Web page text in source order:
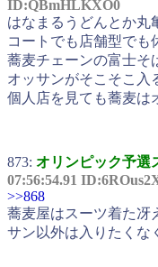
ID:QBmHLKXO0
はなまるうどんとか丸
コートでも店舗型でも
蕎麦チェーンの富士そ
オッサンがそこそこ入
個人店を見ても蕎麦は
873: オリンピック予選
07:56:54.91
>>868
蕎麦屋はスーツ着た冴
サン以外は入りたくな